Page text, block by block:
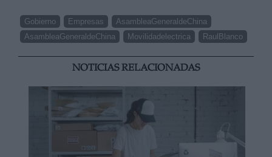
Gobierno Empresas
AsambleaGeneraldeChina
AsambleaGeneraldeChina
Movilidadelectrica RaulBlanco
NOTICIAS RELACIONADAS